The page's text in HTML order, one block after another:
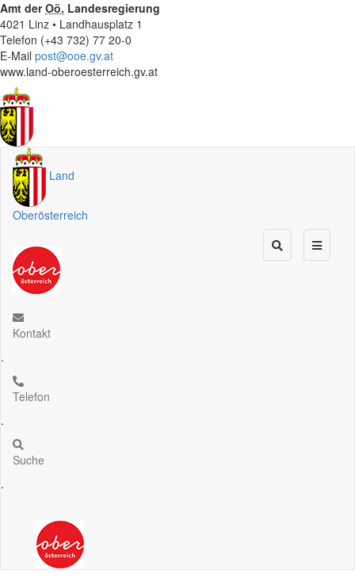
Amt derOö. Landesregierung
4021 Linz • Landhausplatz 1
Telefon (+43 732) 77 20-0
E-Mail post@ooe.gv.at
www.land-oberoesterreich.gv.at
Land
Oberösterreich
Kontakt
.
Telefon
.
Suche
.